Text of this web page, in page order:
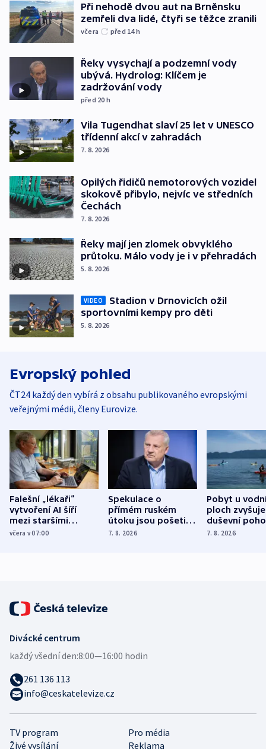
Při nehodě dvou aut na Brněnsku
zemřeli dva lidé, čtyři se těžce zranili
včera před 14h
Řeky vysychají a podzemní vody
ubývá. Hydrolog: Klíčem je
zadržování vody
před 20 h
Vila Tugendhat slaví 25 let v UNESCO
třídenní akcí v zahradách
7. 8. 2026
Opilých řidičů nemotorových vozidel
skokově přibylo, nejvíc ve středních
Čechách
7. 8. 2026
Řeky mají jen zlomek obvyklého
průtoku. Málo vody je i v přehradách
5. 8. 2026
VIDEO
Stadion v Drnovicích ožil
sportovními kempy pro děti
5. 8. 2026
Evropský pohled
ČT24 každý den vybírá z obsahu publikovaného evropskými
veřejnými médii, členy Eurovize.
Falešní „lékaři“
vytvoření AI šíří
mezi staršími
Poláky nebezpečné
včera v 07:00
Spekulace o
přímém ruském
útoku jsou pošetilé,
míní estonský
7. 8. 2026
Pobyt u
ploch zvyšuje
duševní
ukázala
7. 8. 2026
TV program
Pro média
Živé vysílání
Reklama
Divácké centrum
každý všední den:8:00—16:00 hodin
261 136 113
info@ceskatelevize.cz